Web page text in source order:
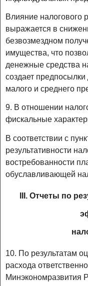
Влияние налогового
выражается в
безвозмездном
имущества, что
денежные средства
создает предпосылки
малого и среднего
9. В отношении
фискальные
В соответствии с
результативности
востребованности
обуславливающей
III. Отчеты по
10. По результатам
расхода
Минэкономразвития